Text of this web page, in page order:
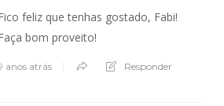
feliz que tenhas gostado, Fabi!
bom proveito!
anos atrás Responder